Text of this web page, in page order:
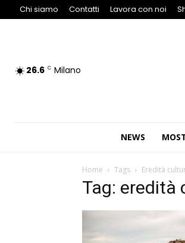
Chi siamo Contatti Lavora con noi
26.6 C Milano
NEWS
Home Tags Eredità
Tag: eredità